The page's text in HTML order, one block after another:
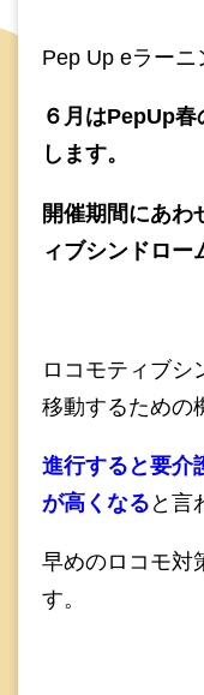
Pep Up eラーニ
６月はPepUp
します。
開催期間にあわ
ィブシンドロー
ロコモティブシ
移動するための
進行すると要介
が高くなると言
早めのロコモ対
す。